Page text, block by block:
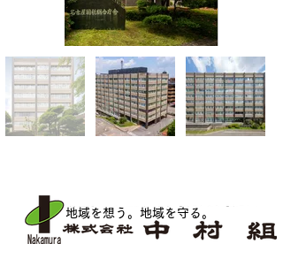
地域を想う。地域を守る 。